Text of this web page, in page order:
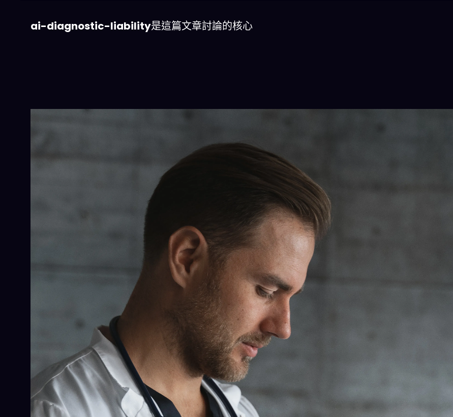
ai-diagnostic-liability是這篇文章討論的核心
一鍵配搭出三餸一湯的完美晚餐組合,以後免除晚餐吃什麽的煩